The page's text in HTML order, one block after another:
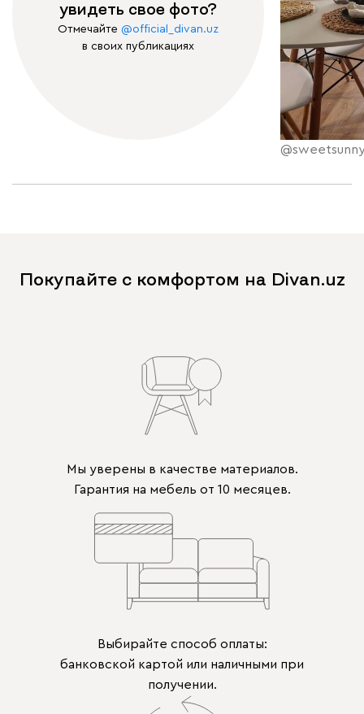
увидеть свое фото?
Отмечайте @official_divan.uz
в своих публикациях
Покупайте с комфортом на Divan.uz
Мы уверены в качестве материалов.
Гарантия на мебель от 10 месяцев.
Выбирайте способ оплаты:
банковской картой или наличными при
получении.